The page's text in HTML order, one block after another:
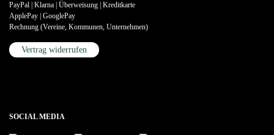
PayPal | Klarna | Überweisung | Kreditkarte
ApplePay | GooglePay
Rechnung (Vereine, Kommunen, Unternehmen)
Vertrag widerrufen
SOCIAL MEDIA